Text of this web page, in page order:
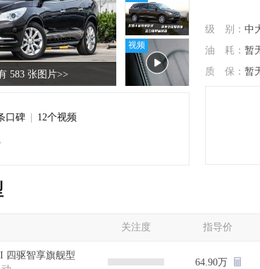
583 张图片>>
视频
口碑 12个视频
级 别： 中
油 耗： 暂
质 保： 暂
关注度 指导价
四驱智享旗舰型
64.90万